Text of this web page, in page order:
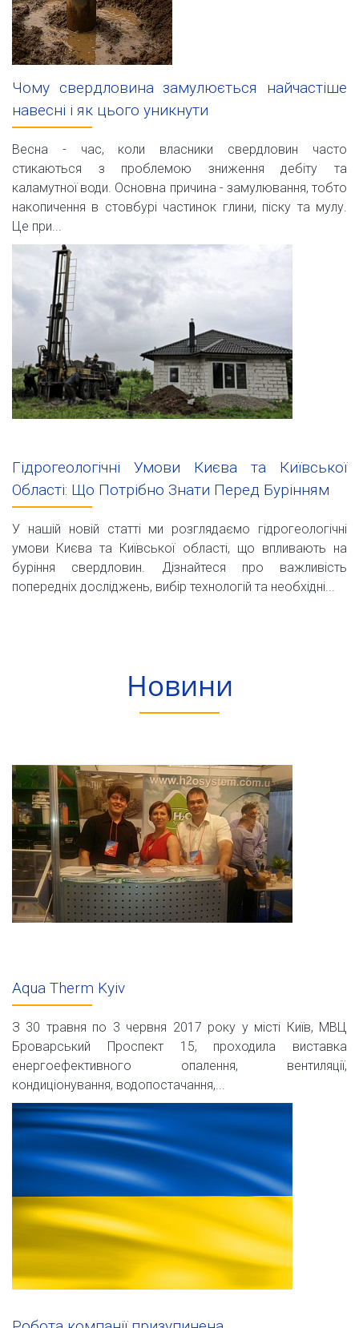
Чому свердловина замулюється найчастіше
навесні і як цього уникнути
Весна - час, коли власники свердловин часто
стикаються з проблемою зниження дебіту та
каламутної води. Основна причина - замулювання, тобто
накопичення в стовбурі частинок глини, піску та мулу.
Це при...
Гідрогеологічні Умови Києва та Київської
Області: Що Потрібно Знати Перед Бурінням
У нашій новій статті ми розглядаємо гідрогеологічні
умови Києва та Київської області, що впливають на
буріння свердловин. Дізнайтеся про важливість
попередніх досліджень, вибір технологій та необхідні...
Новини
Aqua Therm Kyiv
З 30 травня по 3 червня 2017 року у місті Київ, МВЦ
Броварський Проспект 15, проходила виставка
енергоефективного опалення, вентиляції,
кондиціонування, водопостачання,...